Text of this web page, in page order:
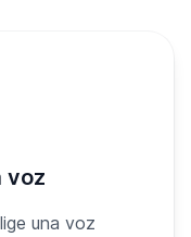
voz
una voz